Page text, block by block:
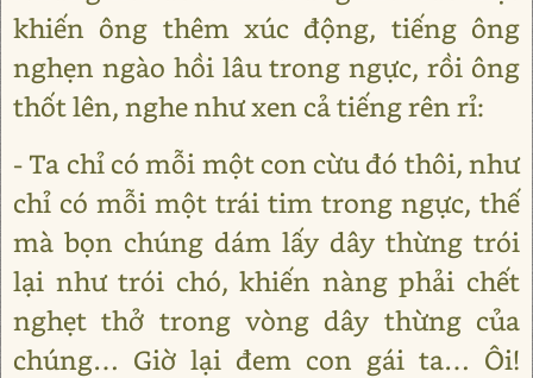
khiến ông thêm xúc động, tiếng ông
nghẹn ngào hồi lâu trong ngực, rồi ông
thốt lên, nghe như xen cả tiếng rên rỉ:
- Ta chỉ có mỗi một con cừu đó thôi, như
chỉ có mỗi một trái tim trong ngực, thế
mà bọn chúng dám lấy dây thừng trói
lại như trói chó, khiến nàng phải chết
nghẹt thở trong vòng dây thừng của
chúng… Giờ lại đem con gái ta… Ôi!